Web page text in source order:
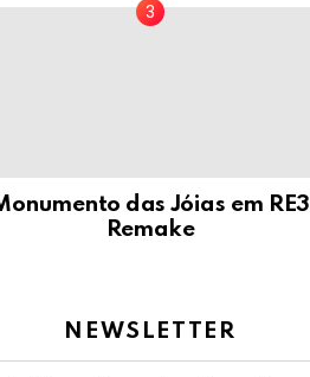
das Jóias em RE3
Remake
NEWSLETTER